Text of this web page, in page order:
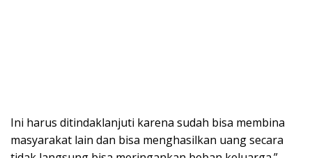
Ini harus ditindaklanjuti karena sudah bisa membina
masyarakat lain dan bisa menghasilkan uang secara